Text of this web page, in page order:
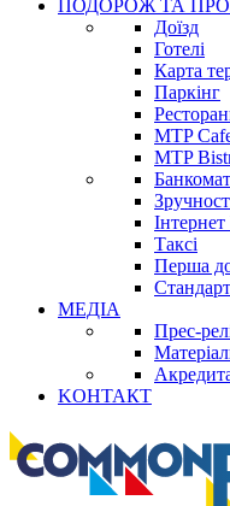
ПОДОРОЖ ТА
Доїзд
Готелі
Карта
Паркінг
MTP
MTP
Таксі
Перша
МЕДІА
Прес-
KОНТАКТ